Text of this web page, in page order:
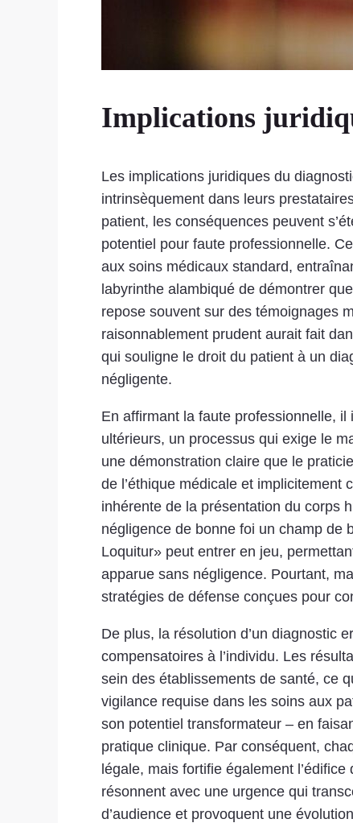
Implications
Les implications juridiques du
intrinsèquement dans leurs
patient, les conséquences peuvent
potentiel pour faute professionnelle.
aux soins médicaux standard,
labyrinthe alambiqué de démontrer
repose souvent sur des témoignages
raisonnablement prudent aurait fait
qui souligne le droit du patient à un
négligente.
En affirmant la faute professionnelle,
ultérieurs, un processus qui exige le
une démonstration claire que le
de l’éthique médicale et implicitement
inhérente de la présentation du corps
négligence de bonne foi un champ de
Loquitur» peut entrer en jeu,
apparue sans négligence. Pourtant,
stratégies de défense conçues pour
De plus, la résolution d’un diagnostic
compensatoires à l’individu. Les
sein des établissements de santé, ce
vigilance requise dans les soins aux
son potentiel transformateur – en
pratique clinique. Par conséquent,
légale, mais fortifie également
résonnent avec une urgence qui
d’audience et provoquent une